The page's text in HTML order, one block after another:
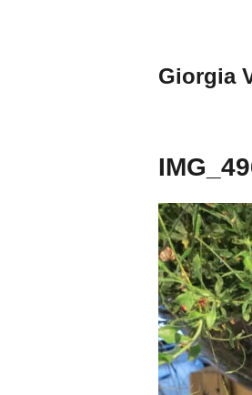
principal
Giorgia